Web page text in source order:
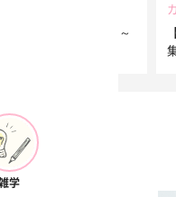
世代注目のプロダンサー
学